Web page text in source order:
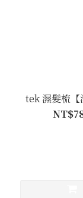
tek 濕髮梳【